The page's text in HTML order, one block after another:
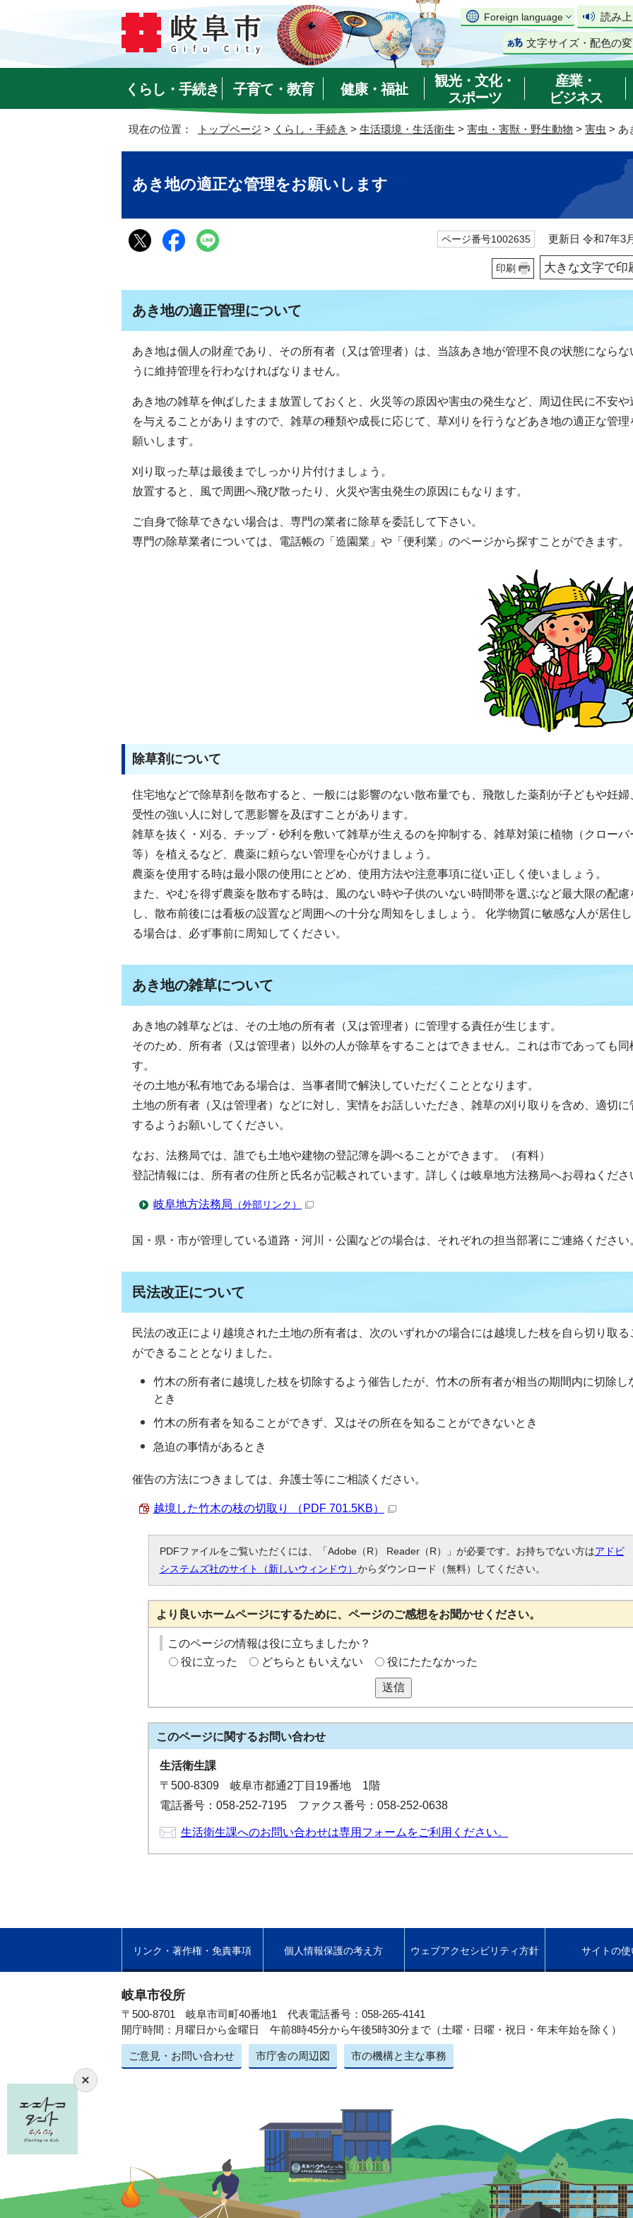
Foreign language 読み
文字サイズ・配色の
くらし・手続き 子育て・教育 健康・福祉
観光・文化・
スポーツ
産業・
ビジネス
現在の位置： トップページ > くらし・手続き > 生活環境・生活衛生 > 害虫・害獣・野生動物 > 害虫 > あ
あき地の適正な管理をお願いします
ページ番号1002635 更新日 令和7年3
印刷 大きな文字で印
あき地の適正管理について
あき地は個人の財産であり、その所有者（又は管理者）は、当該あき地が管理不良の状態にならな
うに維持管理を行わなければなりません。
あき地の雑草を伸ばしたまま放置しておくと、火災等の原因や害虫の発生など、周辺住民に不安や
を与えることがありますので、雑草の種類や成長に応じて、草刈りを行うなどあき地の適正な管理
願いします。
刈り取った草は最後までしっかり片付けましょう。
放置すると、風で周囲へ飛び散ったり、火災や害虫発生の原因にもなります。
ご自身で除草できない場合は、専門の業者に除草を委託して下さい。
専門の除草業者については、電話帳の「造園業」や「便利業」のページから探すことができます。
除草剤について
住宅地などで除草剤を散布すると、一般には影響のない散布量でも、飛散した薬剤が子どもや妊婦
受性の強い人に対して悪影響を及ぼすことがあります。
雑草を抜く・刈る、チップ・砂利を敷いて雑草が生えるのを抑制する、雑草対策に植物（クローバ
等）を植えるなど、農薬に頼らない管理を心がけましょう。
農薬を使用する時は最小限の使用にとどめ、使用方法や注意事項に従い正しく使いましょう。
また、やむを得ず農薬を散布する時は、風のない時や子供のいない時間帯を選ぶなど最大限の配慮
し、散布前後には看板の設置など周囲への十分な周知をしましょう。 化学物質に敏感な人が居住
る場合は、必ず事前に周知してください。
あき地の雑草について
あき地の雑草などは、その土地の所有者（又は管理者）に管理する責任が生じます。
そのため、所有者（又は管理者）以外の人が除草をすることはできません。これは市であっても同
す。
その土地が私有地である場合は、当事者間で解決していただくこととなります。
土地の所有者（又は管理者）などに対し、実情をお話しいただき、雑草の刈り取りを含め、適切に
するようお願いしてください。
なお、法務局では、誰でも土地や建物の登記簿を調べることができます。（有料）
登記情報には、所有者の住所と氏名が記載されています。詳しくは岐阜地方法務局へお尋ねくださ
岐阜地方法務局 （外部リンク）
国・県・市が管理している道路・河川・公園などの場合は、それぞれの担当部署にご連絡ください
民法改正について
民法の改正により越境された土地の所有者は、次のいずれかの場合には越境した枝を自ら切り取る
ができることとなりました。
竹木の所有者に越境した枝を切除するよう催告したが、竹木の所有者が相当の期間内に切除し
とき
竹木の所有者を知ることができず、又はその所在を知ることができないとき
急迫の事情があるとき
催告の方法につきましては、弁護士等にご相談ください。
越境した竹木の枝の切取り （PDF 701.5KB）
PDFファイルをご覧いただくには、「Adobe（R） Reader（R）」が必要です。お持ちでない方はアドビ
システムズ社のサイト（新しいウィンドウ） からダウンロード（無料）してください。
より良いホームページにするために、ページのご感想をお聞かせください。
このページの情報は役に立ちましたか？
役に立った
どちらともいえない 役にたたなかった
送信
このページに関するお問い合わせ
生活衛生課
〒500-8309 岐阜市都通2丁目19番地 1階
電話番号：058-252-7195 ファクス番号：058-252-0638
生活衛生課へのお問い合わせは専用フォームをご利用ください。
リンク・著作権・免責事項 個人情報保護の考え方 ウェブアクセシビリティ方針 サイトの使
岐阜市役所
〒500-8701 岐阜市司町40番地1 代表電話番号：058-265-4141
開庁時間：月曜日から金曜日 午前8時45分から午後5時30分まで（土曜・日曜・祝日・年末年始を除く）
ご意見・お問い合わせ 市庁舎の周辺図 市の機構と主な事務